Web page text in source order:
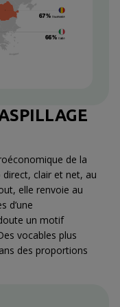
de la
clair et net, au
elle renvoie au
d’une
un motif
vocables plus
des proportions